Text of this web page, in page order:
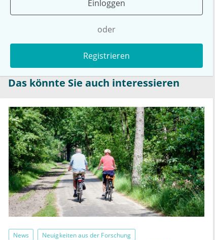
Einloggen
oder
Registrieren
Das könnte Sie auch interessieren
News Neuigkeiten aus der Forschung